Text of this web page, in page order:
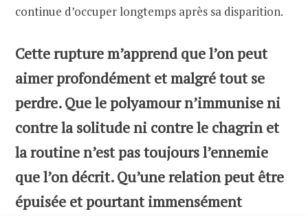
continue d’occuper longtemps après sa disparition.
Cette rupture m’apprend que l’on peut
aimer profondément et malgré tout se
perdre. Que le polyamour n’immunise ni
contre la solitude ni contre le chagrin et
la routine n’est pas toujours l’ennemie
que l’on décrit. Qu’une relation peut être
épuisée et pourtant immensément